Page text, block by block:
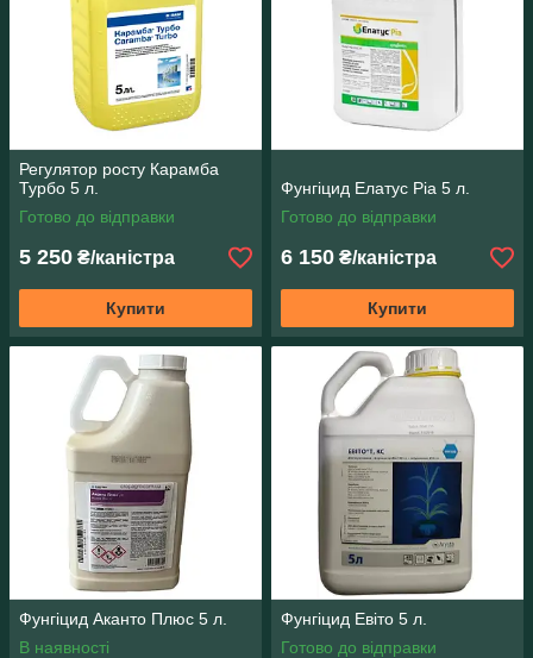
Регулятор росту Карамба
Турбо 5 л.
Готово до відправки
5 250 ₴/каністра
Купити
Фунгіцид Елатус Ріа 5 л.
Готово до відправки
6 150 ₴/каністра
Купити
Фунгіцид Аканто Плюс 5 л.
В наявності
Фунгіцид Евіто 5 л.
Готово до відправки